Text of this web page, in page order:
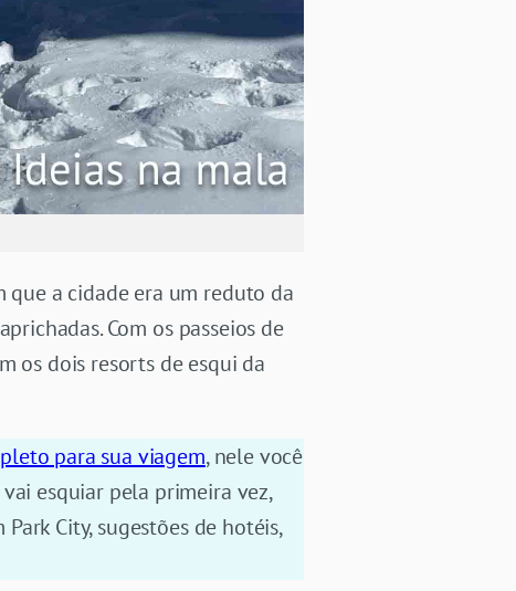
que a cidade era um reduto da
Com os passeios de
os dois resorts de esqui da
para sua viagem, nele você
esquiar pela primeira vez,
City, sugestões de hotéis,